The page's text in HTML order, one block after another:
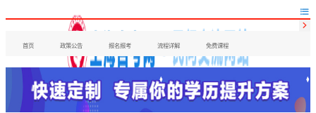

首页 政策公告 报名报考 流程详解 免费课程
